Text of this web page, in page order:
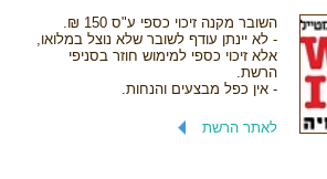
השובר מקנה זיכוי כספי ע"ס 150 ₪.
- לא יינתן עודף לשובר שלא נוצל במלואו,
אלא זיכוי כספי למימוש חוזר בסניפי
הרשת.
- אין כפל מבצעים והנחות.
לאתר הרשת